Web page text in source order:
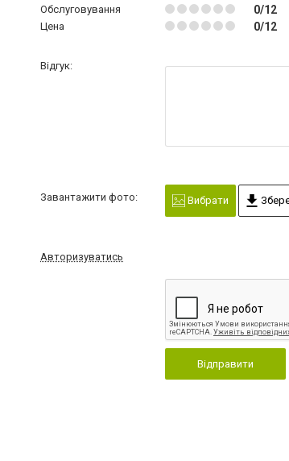
Обслуговування 0/12
Цена 0/12
Відгук:
Завантажити фото: Вибрати
Авторизуватись
Відправити